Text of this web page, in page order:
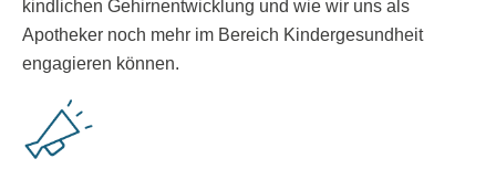
kindlichen Gehirnentwicklung und wie wir uns als
Apotheker noch mehr im Bereich Kindergesundheit
engagieren können.